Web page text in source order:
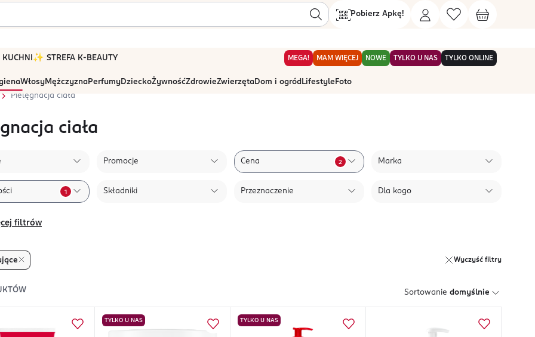
Pobierz Apkę!
KUCHNI ✨ STREFA K-BEAUTY MEGA! MAM WIĘCEJ NOWE TYLKO U NAS TYLKO ONLINE
WłosyMężczyznaPerfumyDzieckoŻywnośćZdrowieZwierzętaDom i ogród Lifestyle Foto
Pielęgnacja ciała
ciała
Promocje Cena 2 Marka
1 Składniki Przeznaczenie Dla kogo
filtrów
Wyczyść filtry
Sortowanie domyślnie
TYLKO U NAS TYLKO U NAS